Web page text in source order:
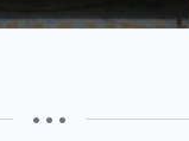
• • •